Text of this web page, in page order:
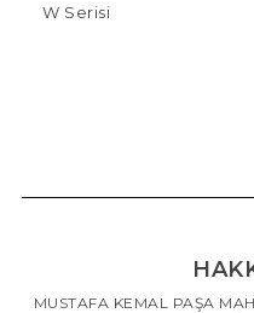
W Serisi
MUSTAFA KEMAL PAŞA